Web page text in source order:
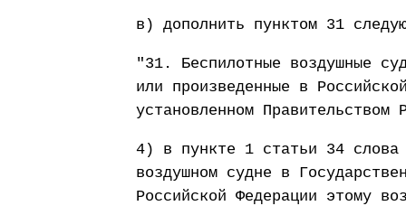
в) дополнить пунктом 31
"31. Беспилотные воздушные
или произведенные в
установленном
4) в пункте 1 статьи 34 слова
воздушном судне в
Российской Федерации этому